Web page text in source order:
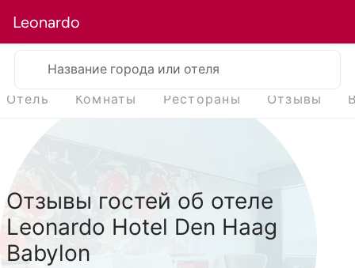
Leonardo
Название города или отеля
Отель Комнаты Рестораны Отзывы
Отзывы гостей об отеле
Leonardo Hotel Den Haag
Babylon